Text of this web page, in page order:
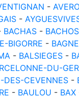
-
-
BACHAS - BACHOS
BIGORRE -
- BALSIEGES -
DU-
DES-CEVENNES -
- BAULOU - BAX